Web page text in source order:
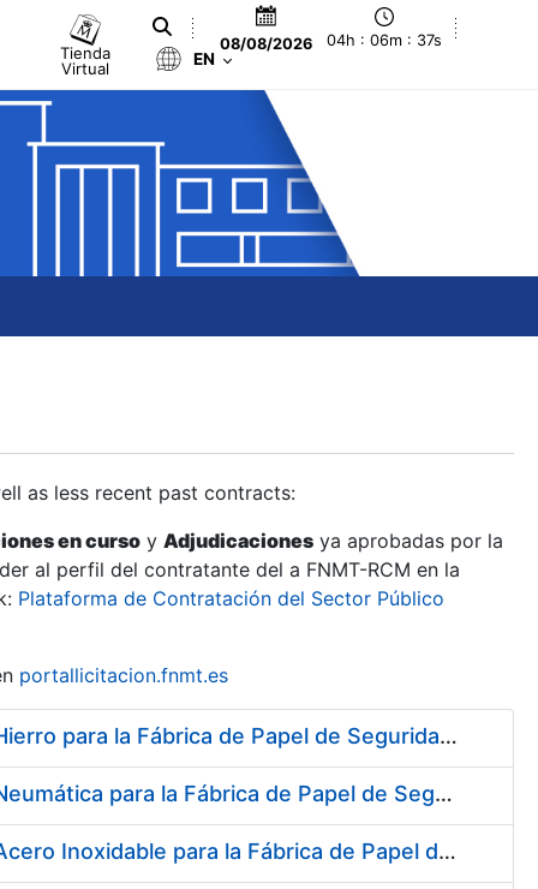
Tienda
Virtual
08/08/2026 04h : 06m : 38s
EN
as less recent past contracts:
en curso y Adjudicaciones ya aprobadas por la
al perfil del contratante del a FNMT-RCM en la
Plataforma de Contratación del Sector Público
portallicitacion.fnmt.es
Suscripción de Acuerdo Marco para el Suministro de Material de Hierro para la Fábrica de Papel de Seguridad de la FNMT-RCM en Burgos
Suscripción de Acuerdo Marco para el Suministro de Material de Neumática para la Fábrica de Papel de Seguridad de la FNMT-RCM en Burgos
Suscripción de Acuerdo Marco para el Suministro de Material de Acero Inoxidable para la Fábrica de Papel de Seguridad de la FNMT-RCM en Burgos